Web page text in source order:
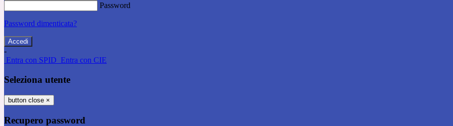
Password
Password dimenticata?
-
Entra con SPID Entra con CIE
Seleziona utente
button close ×
Recupero password